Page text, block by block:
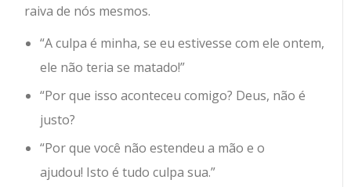
raiva de nós mesmos.
“A culpa é minha, se eu estivesse com ele ontem,
ele não teria se matado!”
“Por que isso aconteceu comigo? Deus, não é
justo?
“Por que você não estendeu a mão e o
ajudou! Isto é tudo culpa sua.”